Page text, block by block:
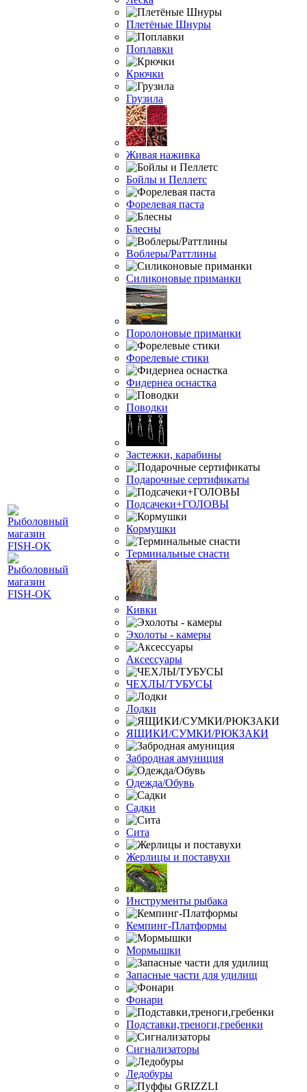
Плетёные Шнуры
Поплавки
Крючки
Грузила
Живая наживка
Бойлы и Пеллетс
Форелевая паста
Блесны
Воблеры/Раттлины
Силиконовые приманки
Поролоновые приманки
Форелевые стики
Фидернеа оснастка
Поводки
Застежки, карабины
Подарочные сертификаты
Подсачеки+ГОЛОВЫ
Кормушки
Терминальные снасти
Кивки
Эхолоты - камеры
Аксессуары
ЧЕХЛЫ/ТУБУСЫ
Лодки
ЯЩИКИ/СУМКИ/РЮКЗАКИ
Забродная амуниция
Одежда/Обувь
Садки
Сита
Жерлицы и поставухи
Инструменты рыбака
Кемпинг-Платформы
Мормышки
Запасные части для удилищ
Фонари
Подставки,треноги,гребенки
Сигнализаторы
Ледобуры